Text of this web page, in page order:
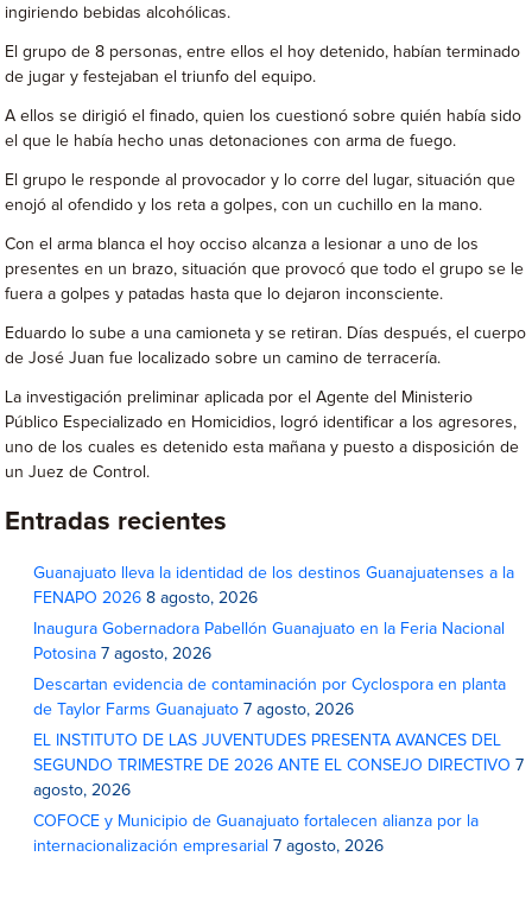
ingiriendo bebidas alcohólicas.
El grupo de 8 personas, entre ellos el hoy detenido, habían terminado
de jugar y festejaban el triunfo del equipo.
A ellos se dirigió el finado, quien los cuestionó sobre quién había sido
el que le había hecho unas detonaciones con arma de fuego.
El grupo le responde al provocador y lo corre del lugar, situación que
enojó al ofendido y los reta a golpes, con un cuchillo en la mano.
Con el arma blanca el hoy occiso alcanza a lesionar a uno de los
presentes en un brazo, situación que provocó que todo el grupo se le
fuera a golpes y patadas hasta que lo dejaron inconsciente.
Eduardo lo sube a una camioneta y se retiran. Días después, el cuerpo
de José Juan fue localizado sobre un camino de terracería.
La investigación preliminar aplicada por el Agente del Ministerio
Público Especializado en Homicidios, logró identificar a los agresores,
uno de los cuales es detenido esta mañana y puesto a disposición de
un Juez de Control.
Entradas recientes
Guanajuato lleva la identidad de los destinos Guanajuatenses a la
FENAPO 2026 8 agosto, 2026
Inaugura Gobernadora Pabellón Guanajuato en la Feria Nacional
Potosina 7 agosto, 2026
Descartan evidencia de contaminación por Cyclospora en planta
de Taylor Farms Guanajuato 7 agosto, 2026
EL INSTITUTO DE LAS JUVENTUDES PRESENTA AVANCES DEL
SEGUNDO TRIMESTRE DE 2026 ANTE EL CONSEJO DIRECTIVO 7
agosto, 2026
COFOCE y Municipio de Guanajuato fortalecen alianza por la
internacionalización empresarial 7 agosto, 2026